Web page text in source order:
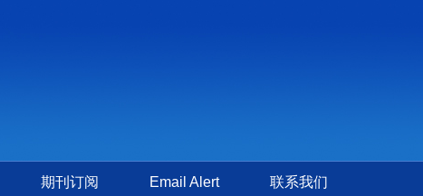
期刊订阅 Email Alert 联系我们